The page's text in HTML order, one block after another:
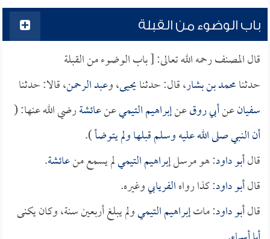
باب الوضوء من القبلة
قال المصنف رحمه الله تعالى: [ باب الوضوء من القبلة
حدثنامحمد بن بشار، قال: حدثنايحيى، وعبد الرحمن، قالا: حدثنا
سفيانعنأبي روقعنإبراهيم التيميعنعائشةرضي الله عنها: (
أن النبي صلى الله عليه وسلم قبلها ولم يتوضأ).
قالأبو داود: هو مرسلإبراهيم التيميلم يسمع منعائشة.
قالأبو داود: كذا رواهالفريابيوغيره.
قالأبو داود: ماتإبراهيم التيميولم يبلغ أربعين سنة، وكان يكنى